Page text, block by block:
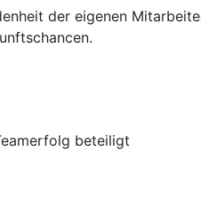
der eigenen
beteiligt